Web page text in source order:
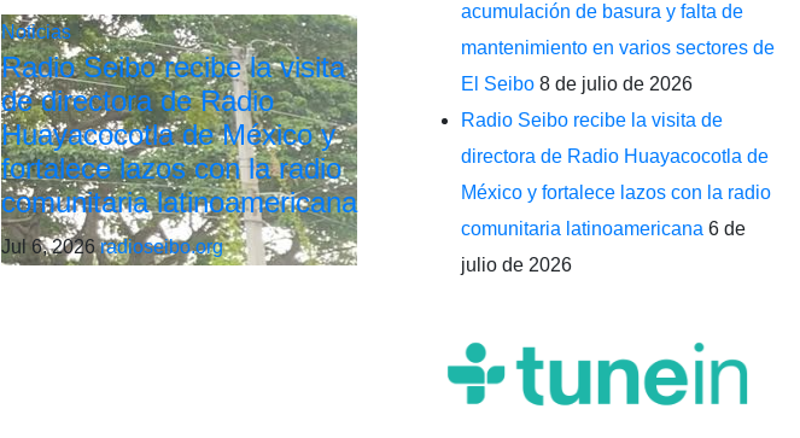
Noticias
Radio Seibo recibe la visita
de directora de Radio
Huayacocotla de México y
fortalece lazos con la radio
comunitaria latinoamericana
Jul 6, 2026radioseibo.org
acumulación de basura y falta de
mantenimiento en varios sectores de
El Seibo 8 de julio de 2026
Radio Seibo recibe la visita de
directora de Radio Huayacocotla de
México y fortalece lazos con la radio
comunitaria latinoamericana 6 de
julio de 2026